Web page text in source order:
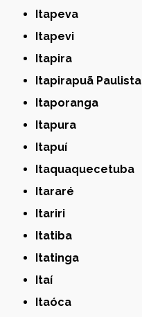
Itapeva
Itapevi
Itapira
Itapirapuã Paulista
Itaporanga
Itapura
Itapuí
Itaquaquecetuba
Itararé
Itariri
Itatiba
Itatinga
Itaí
Itaóca